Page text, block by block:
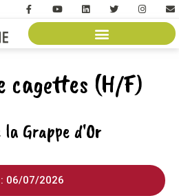
cagettes (H/F)
la Grappe d'Or
: 06/07/2026